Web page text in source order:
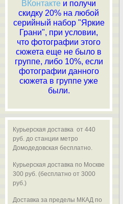
ВКонтакте и получи
скидку 20% на любой
серийный набор "Яркие
Грани", при условии,
что фотографии этого
сюжета еще не было в
группе, либо 10%, если
фотографии данного
сюжета в группе уже
были.
Курьерская доставка от 440
руб. до станции метро
Домодедовская бесплатно.
Курьерская доставка по Москве
300 руб. (бесплатно от 3000
руб.)
Доставка за пределы МКАД по